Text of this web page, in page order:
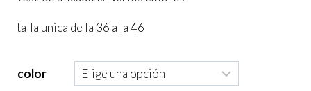
desde
19,90 €
hasta
talla unica de la 36 a la 46
color